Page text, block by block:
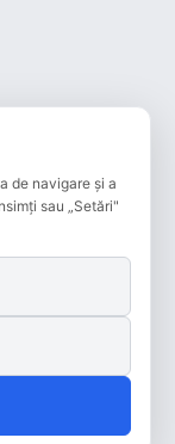
de navigare și a
sau „Setări"